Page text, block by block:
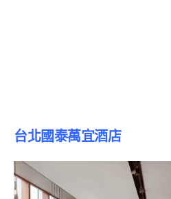
台北國泰萬宜酒店